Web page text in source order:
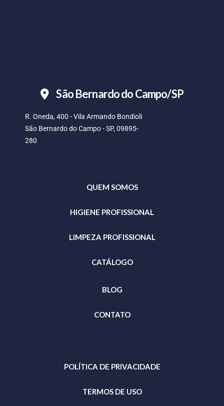
São Bernardo do Campo/SP
R. Oneda, 400 - Vila Armando Bondioli
São Bernardo do Campo - SP, 09895-
280
QUEM SOMOS
HIGIENE PROFISSIONAL
LIMPEZA PROFISSIONAL
CATÁLOGO
BLOG
CONTATO
POLÍTICA DE PRIVACIDADE
TERMOS DE USO